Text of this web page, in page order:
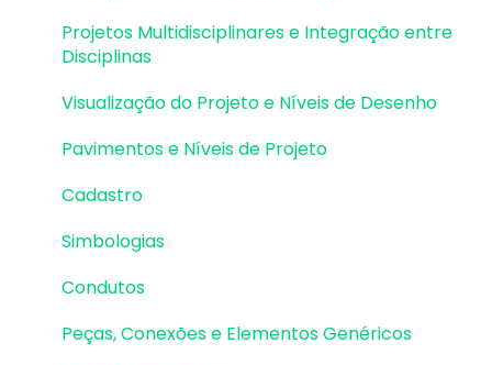
Pilares | Dimensionamento e Detalhamento
Projetos Multidisciplinares e Integração entre
Disciplinas
Visualização do Projeto e Níveis de Desenho
Pavimentos e Níveis de Projeto
Cadastro
Simbologias
Condutos
Peças, Conexões e Elementos Genéricos